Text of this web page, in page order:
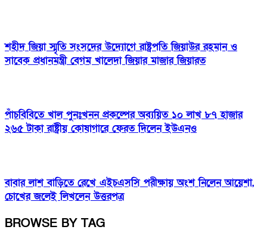
শহীদ জিয়া স্মৃতি সংসদের উদ্যোগে রাষ্ট্রপতি জিয়াউর রহমান ও
সাবেক প্রধানমন্ত্রী বেগম খালেদা জিয়ার মাজার জিয়ারত
পাঁচবিবিতে খাল পুনঃখনন প্রকল্পের অব্যয়িত ১০ লাখ ৮৭ হাজার
২৬৫ টাকা রাষ্ট্রীয় কোষাগারে ফেরত দিলেন ইউএনও
বাবার লাশ বাড়িতে রেখে এইচএসসি পরীক্ষায় অংশ নিলেন আয়েশা,
চোখের জলেই লিখলেন উত্তরপত্র
BROWSE BY TAG